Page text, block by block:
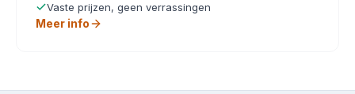
Vaste prijzen, geen verrassingen
Meer info